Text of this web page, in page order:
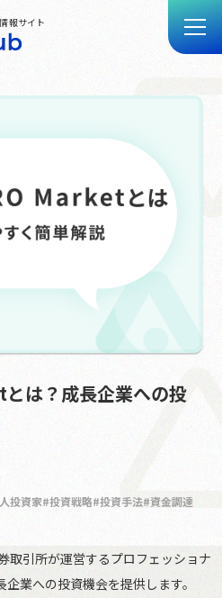
報サイト
Hubとは
お問い合わせ
は？成長企業への投
投資家 投資戦略 投資手法 資金調達
取引所が運営するプロフェッショナ
業への投資機会を提供します。